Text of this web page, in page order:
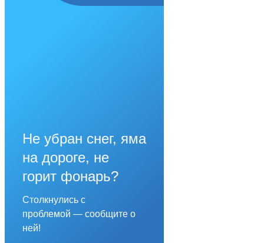
Не убран снег, яма
на дороге, не
горит фонарь?
Столкнулись с
проблемой — сообщите о
ней!